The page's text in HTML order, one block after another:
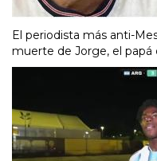
El periodista más anti-
muerte de Jorge, el papá